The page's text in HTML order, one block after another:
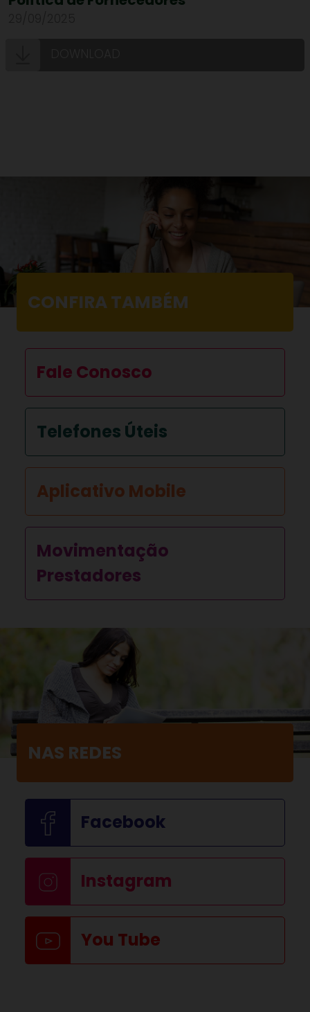
CONFIRA TAMBÉM
Fale Conosco
Telefones Úteis
Aplicativo Mobile
Movimentação
Prestadores
NAS REDES
Facebook
Instagram
You Tube